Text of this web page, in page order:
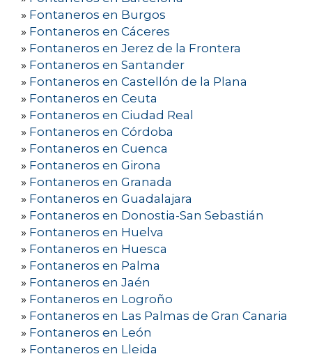
» Fontaneros en Burgos
» Fontaneros en Cáceres
» Fontaneros en Jerez de la Frontera
» Fontaneros en Santander
» Fontaneros en Castellón de la Plana
» Fontaneros en Ceuta
» Fontaneros en Ciudad Real
» Fontaneros en Córdoba
» Fontaneros en Cuenca
» Fontaneros en Girona
» Fontaneros en Granada
» Fontaneros en Guadalajara
» Fontaneros en Donostia-San Sebastián
» Fontaneros en Huelva
» Fontaneros en Huesca
» Fontaneros en Palma
» Fontaneros en Jaén
» Fontaneros en Logroño
» Fontaneros en Las Palmas de Gran Canaria
» Fontaneros en León
» Fontaneros en Lleida